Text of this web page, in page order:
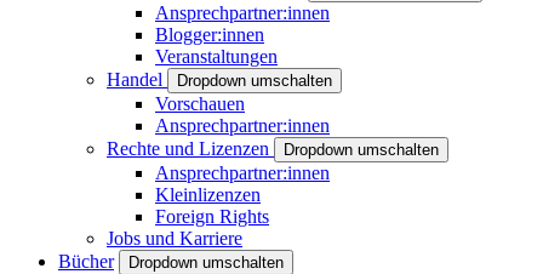
Ansprechpartner:innen
Blogger:innen
Veranstaltungen
Handel
Dropdown umschalten
Vorschauen
Ansprechpartner:innen
Rechte und Lizenzen
Dropdown umschalten
Ansprechpartner:innen
Kleinlizenzen
Foreign Rights
Jobs und Karriere
Bücher
Dropdown umschalten